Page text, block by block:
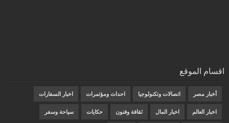
اقسام الموقع
أخبار مصر اتصالات وتكنولوجيا احداث ومؤتمرات اخبار السفارات
اخبار العالم اخبار المال ثقافة وفنون حكايات سياحة وسفر